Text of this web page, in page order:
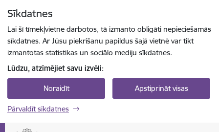
Sīkdatnes
Lai šī tīmekļvietne darbotos, tā izmanto obligāti nepieciešamās
sīkdatnes. Ar Jūsu piekrišanu papildus šajā vietnē var tikt
izmantotas statistikas un sociālo mediju sīkdatnes.
Lūdzu, atzīmējiet savu izvēli:
Noraidīt Apstiprināt visas
Pārvaldīt sīkdatnes